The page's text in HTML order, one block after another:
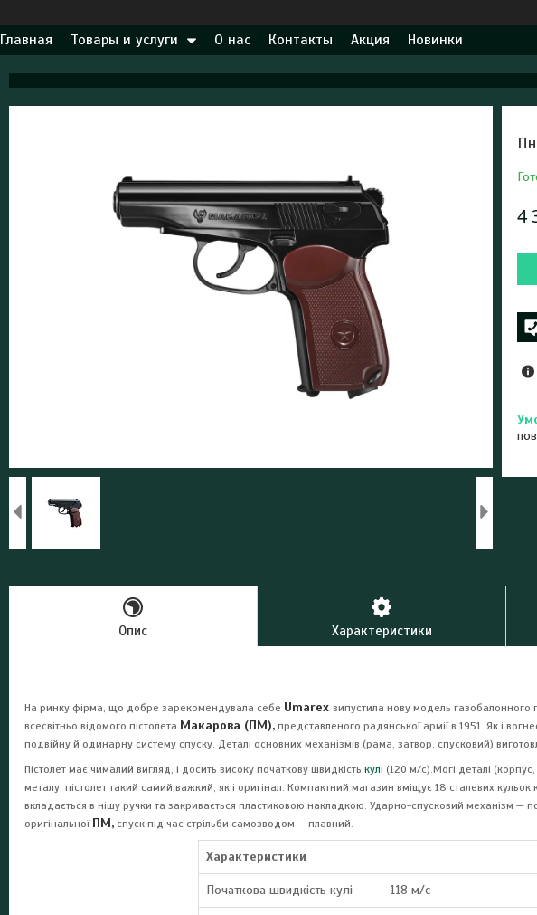
Главная Товары и услуги О нас Контакты Акция Новинки
4
Опис Характеристики
На ринку фірма, що добре зарекомендувала себе Umarex випустила нову модель газобалонного
всесвітньо відомого пістолета Макарова (ПМ), представленого радянської армії в 1951. Як і
подвійну й одинарну систему спуску. Деталі основних механізмів (рама, затвор, спусковий)
Пістолет має чималий вигляд, і досить високу початкову швидкість кулі (120 м/с).Могі деталі (корпус,
металу, пістолет такий самий важкий, як і оригінал. Компактний магазин вміщує 18 сталевих
вкладається в нішу ручки та закривається пластиковою накладкою. Ударно-спусковий механізм —
оригінальної ПМ, спуск під час стрільби самозводом — плавний.
Характеристики
Початкова швидкість кулі 118 м/с